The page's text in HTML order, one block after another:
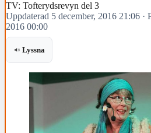
TV: Tofterydsrevyn del 3
Uppdaterad 5 december, 2016 21:06 ·
2016 00:00
Lyssna